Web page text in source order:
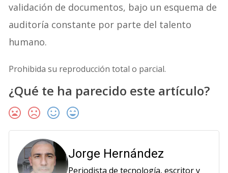
validación de documentos, bajo un esquema de
auditoría constante por parte del talento
humano.
Prohibida su reproducción total o parcial.
¿Qué te ha parecido este artículo?
Jorge Hernández
Periodista de tecnología, escritor y